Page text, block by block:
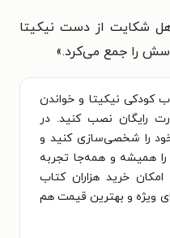
شکایت از دست نیکیتا
را جمع می‌کرد.»
کودکی نیکیتا و خواندن
رایگان نصب کنید. در
را شخصی‌سازی کنید و
همیشه و همه‌جا تجربه
خرید هزاران کتاب
ویژه و بهترین قیمت هم